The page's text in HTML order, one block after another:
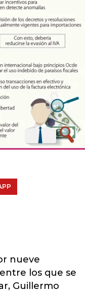
nueve
los que se
Guillermo